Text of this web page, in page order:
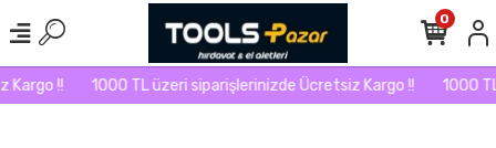
Kargo !! 1000 TL üzeri siparişlerinizde Ücretsiz Kargo !! 1000
0